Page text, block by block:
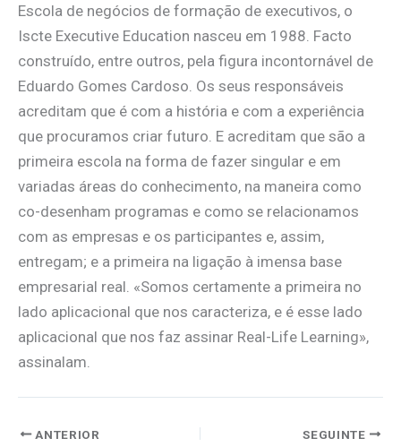
Escola de negócios de formação de executivos, o
Iscte Executive Education nasceu em 1988. Facto
construído, entre outros, pela figura incontornável de
Eduardo Gomes Cardoso. Os seus responsáveis
acreditam que é com a história e com a experiência
que procuramos criar futuro. E acreditam que são a
primeira escola na forma de fazer singular e em
variadas áreas do conhecimento, na maneira como
co-desenham programas e como se relacionamos
com as empresas e os participantes e, assim,
entregam; e a primeira na ligação à imensa base
empresarial real. «Somos certamente a primeira no
lado aplicacional que nos caracteriza, e é esse lado
aplicacional que nos faz assinar Real-Life Learning»,
assinalam.
ANTERIOR SEGUINTE